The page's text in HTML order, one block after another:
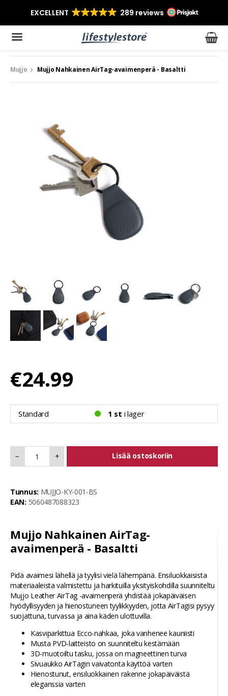
Tuote on lisätty ostoskoriin
Mujjo Mujjo Nahkainen AirTag-avaimenperä - Basaltti
Mujjo Nahkainen AirTag-
avaimenperä - Basaltti
Pidä avaimesi lähellä ja tyylisi vielä lähempänä. Ensiluokkaisista
materiaaleista valmistettu ja harkituilla yksityiskohdilla suunniteltu
Mujjo Leather AirTag -avaimenperä yhdistää jokapäiväisen
hyödyllisyyden ja hienostuneen tyylikkyyden, jotta AirTagisi pysyy
suojattuna, turvassa ja aina käden ulottuvilla.
Kasviparkittua Ecco-nahkaa, joka vanhenee kauniisti
Musta PVD-laitteisto on suunniteltu kestämään
3D-muotoiltu tasku, jossa on magneettinen turva
Sivuaukko AirTagin vaivatonta käyttöä varten
Hienostunut, ensiluokkainen rakenne jokapäiväistä
eleganssia varten
€24.99
Standard 1 st i lager
− + Lisää ostoskoriin
Tunnus: MUJJO-KY-001-BS
EAN: 5060487088323